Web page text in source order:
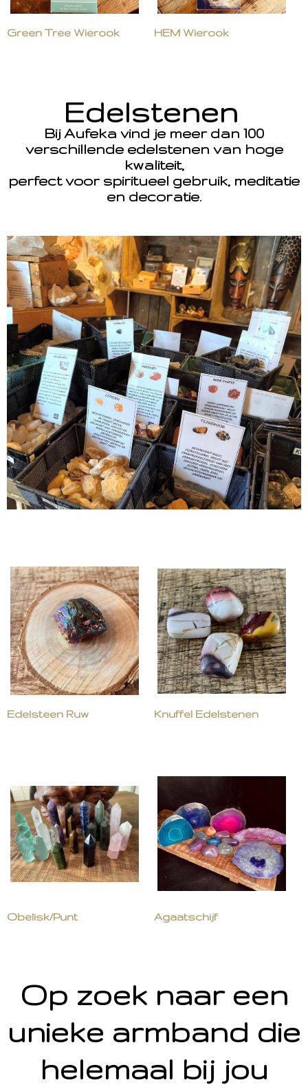
Green Tree Wierook HEM Wierook
Edelstenen
Bij Aufeka vind je meer dan 100
verschillende edelstenen van hoge
kwaliteit,
perfect voor spiritueel gebruik, meditatie
en decoratie.
Edelsteen Ruw Knuffel Edelstenen
Obelisk/Punt Agaatschijf
Op zoek naar een
unieke armband die
helemaal bij jou